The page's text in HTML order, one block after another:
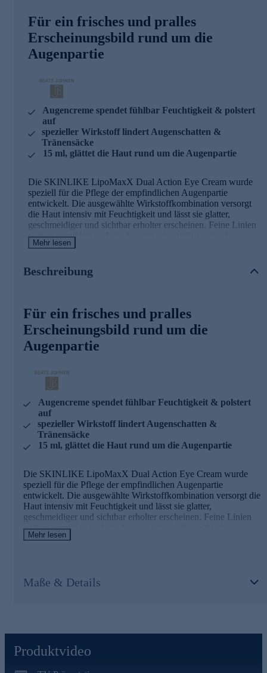
Für ein frisches und pralles
Erscheinungsbild rund um die
Augenpartie
Augencreme spendet fühlbar Feuchtigkeit & polstert
auf
spezieller Wirkstoff lindert Augenschatten &
Tränensäcke
15 ml, glättet die Haut rund um die Augenpartie
Die SKINLIKE LipoMaxX Dual Action Eye Cream wurde
speziell für die Pflege der empfindlichen Augenpartie
entwickelt. Die ausgewählte Wirkstoffkombination versorgt
die Haut intensiv mit Feuchtigkeit und lässt sie glatter,
geschmeidiger und sichtbar erholter erscheinen. Feine Linien
wirken gemildert und die Augenpartie erhält ein frisches
Aussehen. Ein speziell entwickelter Wirkstoffkomplex trägt
Schwellungen sichtbar zu verbessern. Die Haut wirkt
gepflegt, geglättet und aufgepolstert.
ihre Wirkweisen
Eye Regener®
wurde speziell für die Pflege der empfindlichen Augenpartie
entwickelt. Er trägt dazu bei, das Erscheinungsbild von
Augenringen und Schwellungen sichtbar zu verbessern und
unterstützt ein glatter und gefestigt wirkendes Hautbild.
Panthenol
- Beruhigt die empfindliche Augenpartie
- Trockenheitsfältchen erscheinen gemildert
Squalane
- Unterstützt die natürliche Hautbarriere
- Schützt vor Feuchtigkeitsverlust
- Pflegt die Haut intensiv
- Pflegen die Haut intensiv
Mehr lesen
Beschreibung
Für ein frisches und pralles
Erscheinungsbild rund um die
Augenpartie
Augencreme spendet fühlbar Feuchtigkeit & polstert
auf
spezieller Wirkstoff lindert Augenschatten &
Tränensäcke
15 ml, glättet die Haut rund um die Augenpartie
Die SKINLIKE LipoMaxX Dual Action Eye Cream wurde
speziell für die Pflege der empfindlichen Augenpartie
entwickelt. Die ausgewählte Wirkstoffkombination versorgt die
Haut intensiv mit Feuchtigkeit und lässt sie glatter,
geschmeidiger und sichtbar erholter erscheinen. Feine Linien
wirken gemildert und die Augenpartie erhält ein frisches
Aussehen. Ein speziell entwickelter Wirkstoffkomplex trägt
Eye Regener®
Der Wirkstoffkomplex aus Alfalfa- und Lupinenextrakt wurde
Mehr lesen
Maße & Details
Produktvideo